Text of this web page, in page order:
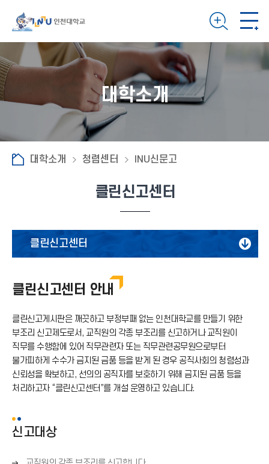
대학소개
대학소개 청렴센터 INU신문고
클린신고센터
클린신고센터
공익신고
갑질행위신고
공공재정 부정청구 등 신고
클린신고센터 안내
클린신고게시판은 깨끗하고 부정부패 없는 인천대학교를 만들기 위한
부조리 신고제도로서, 교직원의 각종 부조리를 신고하거나 교직원이
직무를 수행함에 있어 직무관련자 또는 직무관련공무원으로부터
불가피하게 수수가 금지된 금품 등을 받게 된 경우 공직사회의 청렴성과
신뢰성을 확보하고, 선의의 공직자를 보호하기 위해 금지된 금품 등을
처리하고자 “클린신고센터”를 개설 운영하고 있습니다.
신고대상